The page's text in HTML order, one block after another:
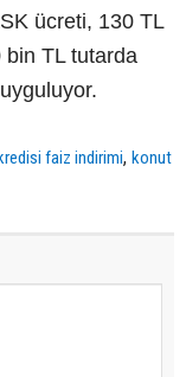
ücreti, 130 TL
bin TL tutarda
faiz indirimi,konut